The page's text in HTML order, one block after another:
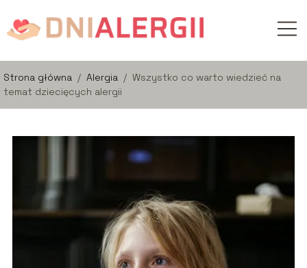
Strona główna / Alergia / Wszystko co warto wiedzieć na
temat dziecięcych alergii